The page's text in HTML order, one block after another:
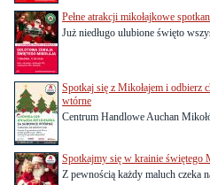
Pełne atrakcji mikołajkowe
Już niedługo ulubione święto
Spotkaj się z Mikołajem i odbierz
wtórne
Centrum Handlowe Auchan
Spotkajmy się w krainie świętego
Z pewnością każdy maluch czeka